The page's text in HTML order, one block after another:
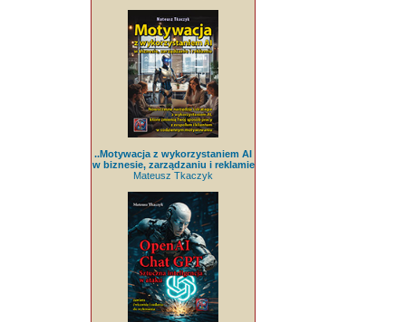
..Motywacja z wykorzystaniem AI
w biznesie, zarządzaniu i reklamie
Mateusz Tkaczyk